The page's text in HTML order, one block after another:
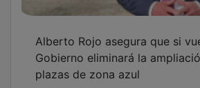
Alberto Rojo asegura que si
Gobierno eliminará la
plazas de zona azul